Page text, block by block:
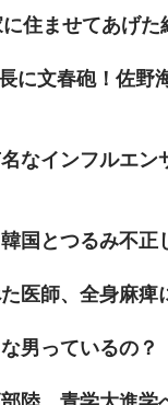
住ませてあげ
文春砲！佐野
なインフルエ
国とつるみ不正
た医師、全身麻
男っているの？